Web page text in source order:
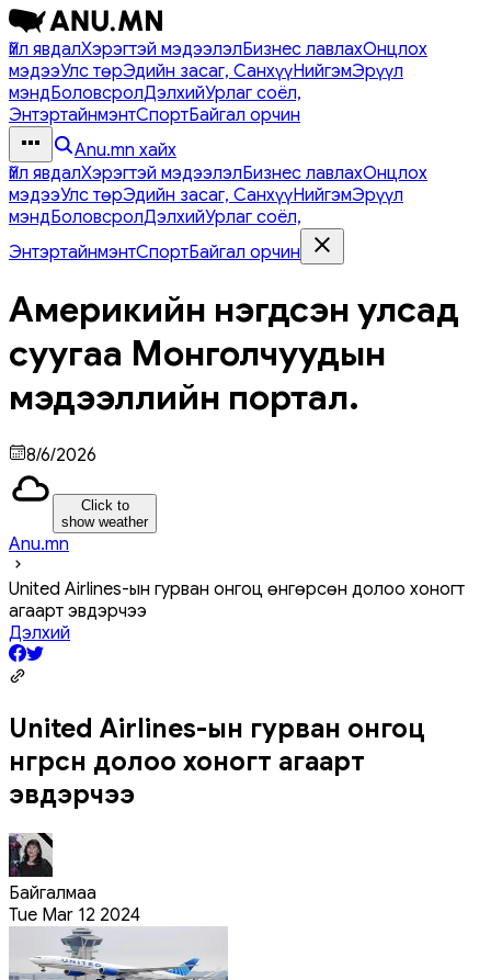
Үйл явдалХэрэгтэй мэдээлэлБизнес лавлахОнцлох
мэдээУлс төрЭдийн засаг, СанхүүНийгэмЭрүүл
мэндБоловсролДэлхийУрлаг соёл,
ЭнтэртайнмэнтСпортБайгал орчин
Anu.mn хайх
Үйл явдалХэрэгтэй мэдээлэлБизнес лавлахОнцлох
мэдээУлс төрЭдийн засаг, СанхүүНийгэмЭрүүл
мэндБоловсролДэлхийУрлаг соёл,
ЭнтэртайнмэнтСпортБайгал орчин
Америкийн нэгдсэн улсад
суугаа Монголчуудын
мэдээллийн портал.
8/6/2026
Click to
show weather
Anu.mn
United Airlines-ын гурван онгоц өнгөрсөн долоо хоногт
агаарт эвдэрчээ
Дэлхий
United Airlines-ын гурван онгоц
өнгөрсөн долоо хоногт агаарт
эвдэрчээ
Байгалмаа
Tue Mar 12 2024